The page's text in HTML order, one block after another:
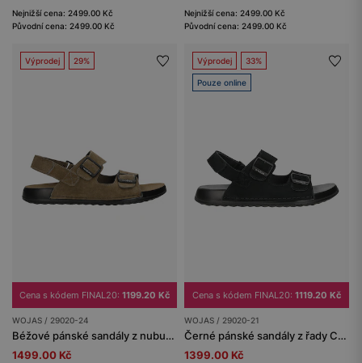
Nejnižší cena: 2499.00 Kč
Původní cena: 2499.00 Kč
Nejnižší cena: 2499.00 Kč
Původní cena: 2499.00 Kč
Výprodej 29%
Cena s kódem FINAL20: 1199.20 Kč
WOJAS / 29020-24
Béžové pánské sandály z nubuku z kolekce Comfort
1499.00 Kč
Výprodej 33%
Pouze online
Cena s kódem FINAL20: 1119.20 Kč
WOJAS / 29020-21
Černé pánské sandály z řady Comfort
1399.00 Kč